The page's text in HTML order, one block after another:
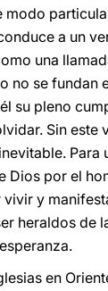
a un
una
no se
su pleno
Sin
por el
y
heraldos
en